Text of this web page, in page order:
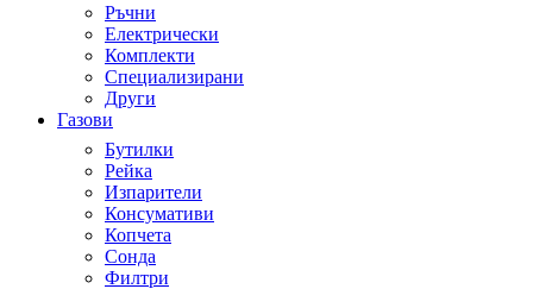
Ръчни
Електрически
Комплекти
Специализирани
Други
Газови
Бутилки
Рейка
Изпарители
Консумативи
Копчета
Сонда
Филтри